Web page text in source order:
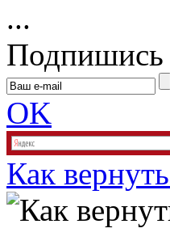
...
Подпишись
OK
Как